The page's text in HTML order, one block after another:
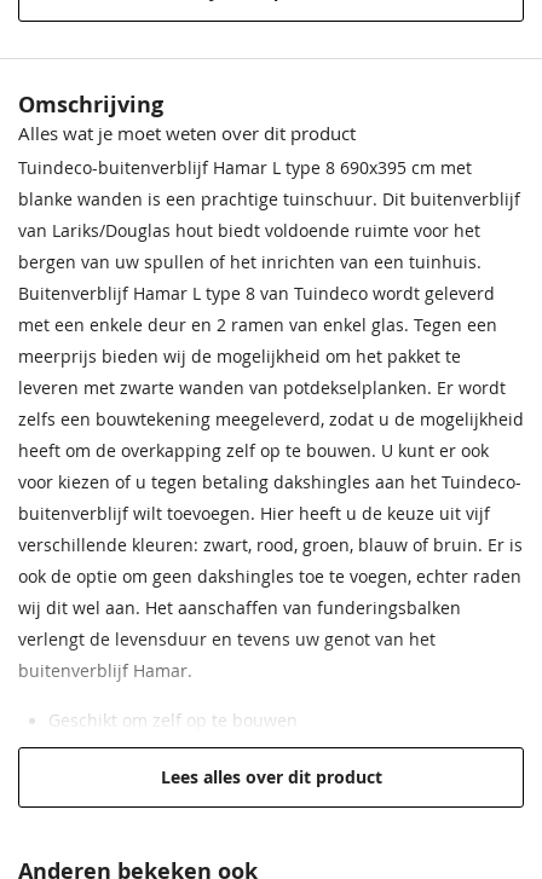
Houtsoort Geschaafd, gedroogd douglas
Modelserie
Afmeting (LxB) 690x395 cm
Ramen 2
Nokhoogte
Garantie
Op dit product ontvangt u 5 jaar
garantie
douglas
Daktype Zadeldak
Daktype Zadeldak
Breedte 395 cm
Lengte 690 cm
EAN code 8715815644197
Omschrijving
Alles wat je moet weten over dit product
Tuindeco-buitenverblijf Hamar L type 8 690x395 cm met
blanke wanden is een prachtige tuinschuur. Dit buitenverblijf
van Lariks/Douglas hout biedt voldoende ruimte voor het
bergen van uw spullen of het inrichten van een tuinhuis.
Buitenverblijf Hamar L type 8 van Tuindeco wordt geleverd
met een enkele deur en 2 ramen van enkel glas. Tegen een
meerprijs bieden wij de mogelijkheid om het pakket te
leveren met zwarte wanden van potdekselplanken. Er wordt
zelfs een bouwtekening meegeleverd, zodat u de mogelijkheid
heeft om de overkapping zelf op te bouwen. U kunt er ook
voor kiezen of u tegen betaling dakshingles aan het Tuindeco-
buitenverblijf wilt toevoegen. Hier heeft u de keuze uit vijf
verschillende kleuren: zwart, rood, groen, blauw of bruin. Er is
ook de optie om geen dakshingles toe te voegen, echter raden
wij dit wel aan. Het aanschaffen van funderingsbalken
verlengt de levensduur en tevens uw genot van het
buitenverblijf Hamar.
Geschikt om zelf op te bouwen
Inclusief bevestigingsmaterialen
Hoge kwaliteit voor een lage prijs
Dubbele deur voor toegankelijkheid
Lees alles over dit product
Anderen bekeken ook